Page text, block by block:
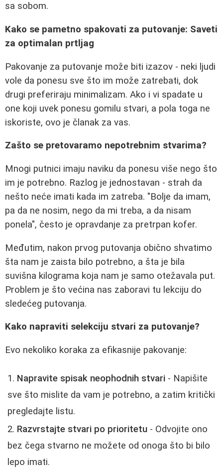
sa sobom.
Kako se pametno spakovati za putovanje: Saveti
za optimalan prtljag
Pakovanje za putovanje može biti izazov - neki ljudi
vole da ponesu sve što im može zatrebati, dok
drugi preferiraju minimalizam. Ako i vi spadate u
one koji uvek ponesu gomilu stvari, a pola toga ne
iskoriste, ovo je članak za vas.
Zašto se pretovaramo nepotrebnim stvarima?
Mnogi putnici imaju naviku da ponesu više nego što
im je potrebno. Razlog je jednostavan - strah da
nešto neće imati kada im zatreba. "Bolje da imam,
pa da ne nosim, nego da mi treba, a da nisam
ponela", često je opravdanje za pretrpan kofer.
Međutim, nakon prvog putovanja obično shvatimo
šta nam je zaista bilo potrebno, a šta je bila
suvišna kilograma koja nam je samo otežavala put.
Problem je što većina nas zaboravi tu lekciju do
sledećeg putovanja.
Kako napraviti selekciju stvari za putovanje?
Evo nekoliko koraka za efikasnije pakovanje:
Napravite spisak neophodnih stvari - Napišite
sve što mislite da vam je potrebno, a zatim kritički
pregledajte listu.
Razvrstajte stvari po prioritetu - Odvojite ono
bez čega stvarno ne možete od onoga što bi bilo
lepo imati.